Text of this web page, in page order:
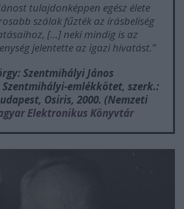
tulajdonképpen egész élete
szálak fűzték az írásbeliség
[…] neki mindig is az
jelentette az igazi hivatást.”
Szentmihályi János
Szentmihályi-emlékkötet, szerk.:
Osiris, 2000. (Nemzeti
Elektronikus Könyvtár